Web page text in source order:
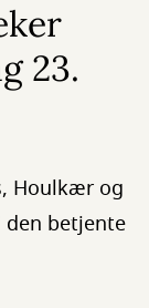
23.
Houlkær og
betjente